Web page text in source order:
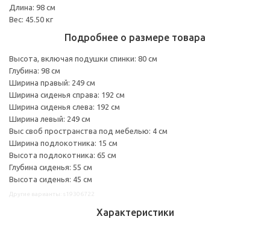
Длина: 98 см
Вес: 45.50 кг
Подробнее о размере товара
Высота, включая подушки спинки: 80 см
Глубина: 98 см
Ширина правый: 249 см
Ширина сиденья справа: 192 см
Ширина сиденья слева: 192 см
Ширина левый: 249 см
Выс своб пространства под мебелью: 4 см
Ширина подлокотника: 15 см
Высота подлокотника: 65 см
Глубина сиденья: 55 см
Высота сиденья: 45 см
Характеристики